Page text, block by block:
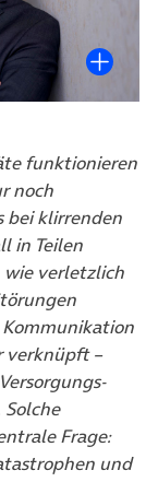
funktionieren
noch
bei klirrenden
in Teilen
verletzlich
verknüpft –
Frage:
und